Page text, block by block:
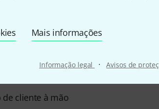
Mais informações
Informação legal · Avisos de
nos
ao cliente está aqui para o ajudar
cliente à mão